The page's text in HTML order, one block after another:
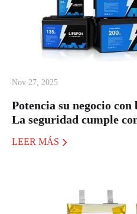
Nov 27, 2025
Potencia su negocio
La seguridad cumple
LEER MÁS